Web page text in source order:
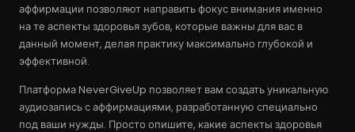
аффирмации позволяют направить фокус внимания именно
на те аспекты здоровья зубов, которые важны для вас в
данный момент, делая практику максимально глубокой и
эффективной.
Платформа NeverGiveUp позволяет вам создать уникальную
аудиозапись с аффирмациями, разработанную специально
под ваши нужды. Просто опишите, какие аспекты здоровья